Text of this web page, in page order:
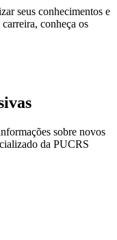
seus conhecimentos e
conheça os
sobre novos
da PUCRS